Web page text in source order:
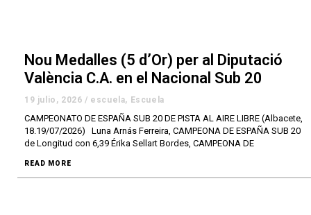
Nou Medalles (5 d’Or) per al Diputació
València C.A. en el Nacional Sub 20
19 julio, 2026 / escuela, Escuela
CAMPEONATO DE ESPAÑA SUB 20 DE PISTA AL AIRE LIBRE (Albacete,
18.19/07/2026) Luna Arnás Ferreira, CAMPEONA DE ESPAÑA SUB 20
de Longitud con 6,39 Érika Sellart Bordes, CAMPEONA DE
READ MORE